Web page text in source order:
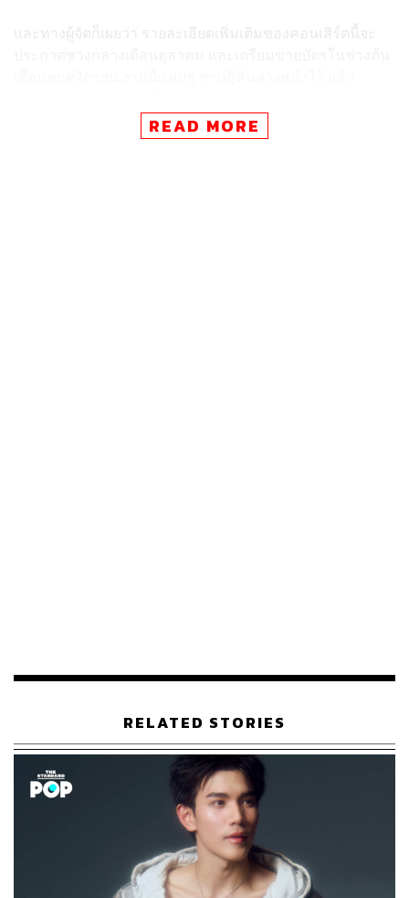
และทางผู้จัดก็เผยว่า รายละเอียดเพิ่มเติมของคอนเสิร์ตนี้จะ
ONE OK ROCK
READ MORE
RELATED STORIES